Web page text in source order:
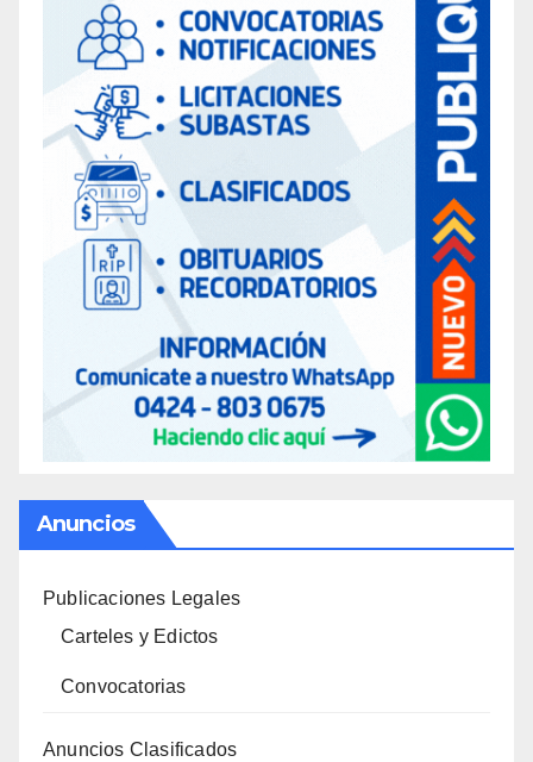
Anuncios
Publicaciones Legales
Carteles y Edictos
Convocatorias
Anuncios Clasificados